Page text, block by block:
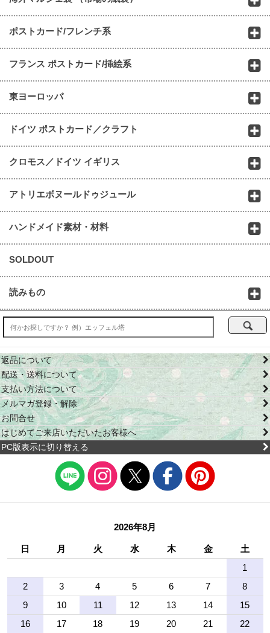
ポストカード/フレンチ系
フランス ポストカード/挿絵系
東ヨーロッパ
ドイツ ポストカード／クラフト
クロモス／ドイツ イギリス
アトリエボヌールドゥジュール
ハンドメイド素材・材料
SOLDOUT
読みもの
返品について
配送・送料について
支払い方法について
メルマガ登録・解除
お問合せ
はじめてご来店いただいたお客様へ
PC版表示に切り替える
2026年8月
日 月 火 水 木 金
土
1
2
3 4 5 6 7
8
9
10 11 12 13 14
15
16
17 18 19 20 21
22